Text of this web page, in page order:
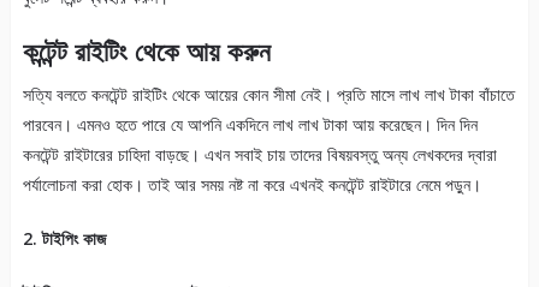
কন্টেন্ট রাইটিং থেকে আয় করুন
সত্যি বলতে কনটেন্ট রাইটিং থেকে আয়ের কোন সীমা নেই। প্রতি মাসে লাখ লাখ টাকা বাঁচাতে
পারবেন। এমনও হতে পারে যে আপনি একদিনে লাখ লাখ টাকা আয় করেছেন। দিন দিন
কনটেন্ট রাইটারের চাহিদা বাড়ছে। এখন সবাই চায় তাদের বিষয়বস্তু অন্য লেখকদের দ্বারা
পর্যালোচনা করা হোক। তাই আর সময় নষ্ট না করে এখনই কনটেন্ট রাইটারে নেমে পড়ুন।
2. টাইপিং কাজ